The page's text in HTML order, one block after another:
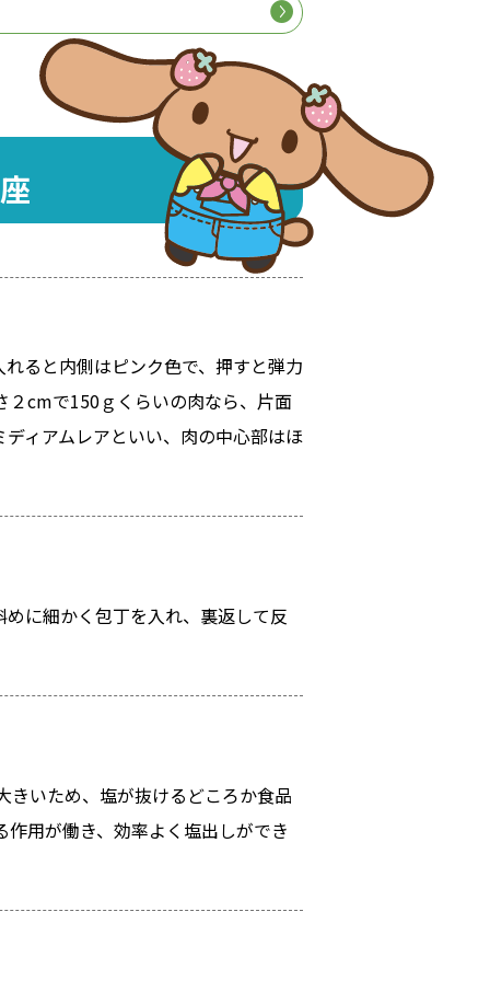
ると内側はピンク色で、押すと弾力
２cmで150ｇくらいの肉なら、片面
ィアムレアといい、肉の中心部はほ
に細かく包丁を入れ、裏返して反
きいため、塩が抜けるどころか食品
用が働き、効率よく塩出しができ